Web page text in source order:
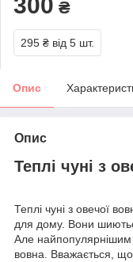
₴
295 ₴ від 5 шт.
Опис
Опис
Теплі чуні з
Теплі чуні з овечої
для дому. Вони
Але
вовна. Вважається, що